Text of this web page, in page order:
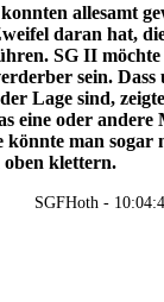
allesamt
daran hat,
SG II möchte
sein. Dass
Lage sind,
eine oder
könnte man sogar
oben klettern.
SGFHoth -